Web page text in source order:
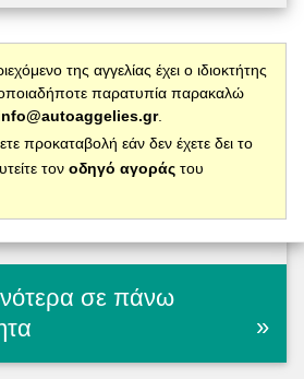
της αγγελίας έχει ο ιδιοκτήτης
οποιαδήποτε παρατυπία παρακαλώ
.
προκαταβολή εάν δεν έχετε δει το
τον οδηγό αγοράς του
σε πάνω
»